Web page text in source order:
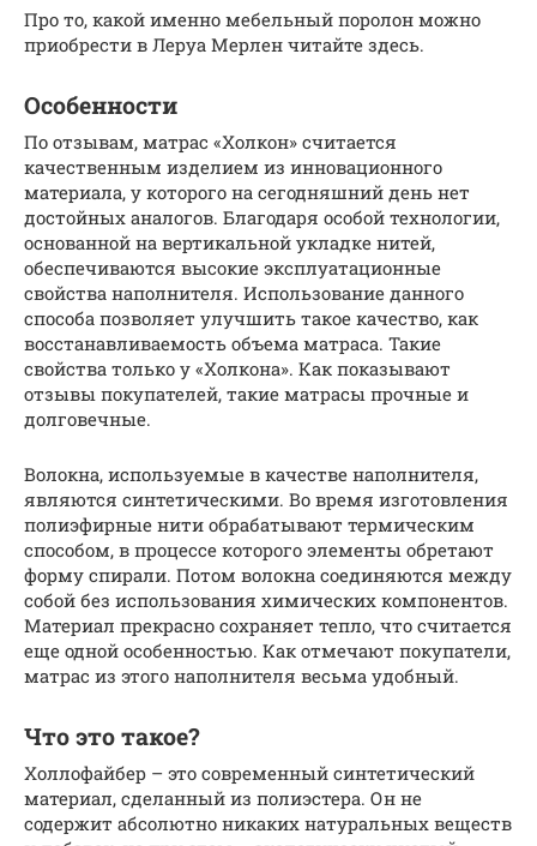
Про то, какой именно мебельный поролон можно
приобрести в Леруа Мерлен читайте здесь.
Особенности
По отзывам, матрас «Холкон» считается
качественным изделием из инновационного
материала, у которого на сегодняшний день нет
достойных аналогов. Благодаря особой технологии,
основанной на вертикальной укладке нитей,
обеспечиваются высокие эксплуатационные
свойства наполнителя. Использование данного
способа позволяет улучшить такое качество, как
восстанавливаемость объема матраса. Такие
свойства только у «Холкона». Как показывают
отзывы покупателей, такие матрасы прочные и
долговечные.
Волокна, используемые в качестве наполнителя,
являются синтетическими. Во время изготовления
полиэфирные нити обрабатывают термическим
способом, в процессе которого элементы обретают
форму спирали. Потом волокна соединяются между
собой без использования химических компонентов.
Материал прекрасно сохраняет тепло, что считается
еще одной особенностью. Как отмечают покупатели,
матрас из этого наполнителя весьма удобный.
Что это такое?
Холлофайбер – это современный синтетический
материал, сделанный из полиэстера. Он не
содержит абсолютно никаких натуральных веществ